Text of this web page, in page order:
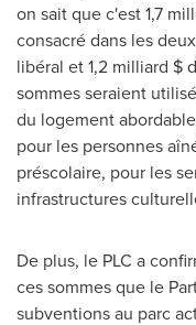
on sait que c'est 1,7
consacré dans les
libéral et 1,2 milliard $
sommes seraient
du logement
pour les personnes
préscolaire, pour les
infrastructures
De plus, le PLC a
ces sommes que le
subventions au parc